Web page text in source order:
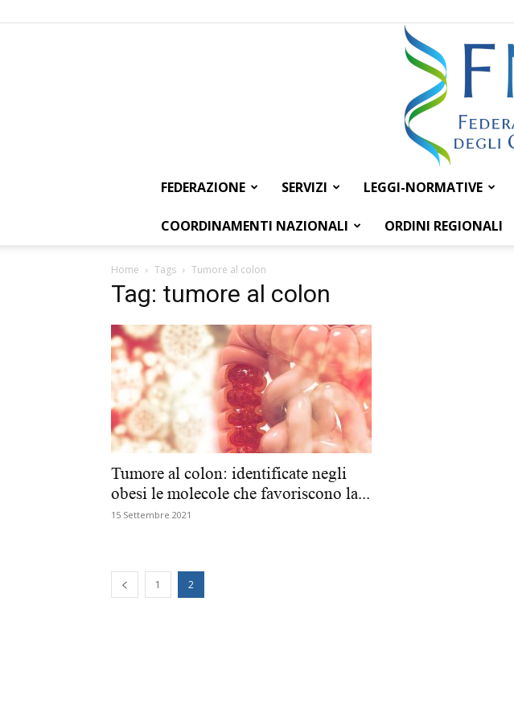
FEDERAZIONE SERVIZI LEGGI-NORMATIVE
COORDINAMENTI NAZIONALI ORDINI REGIONALI
Home Tags Tumore al colon
Tag: tumore al colon
Tumore al colon: identificate negli
obesi le molecole che favoriscono la...
15 Settembre 2021
1 2